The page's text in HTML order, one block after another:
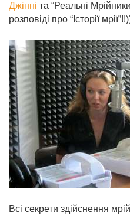
Джінні та “Реальні
розповіді про “Історії
Всі секрети здійснення